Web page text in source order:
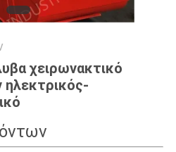
χειρωνακτικό